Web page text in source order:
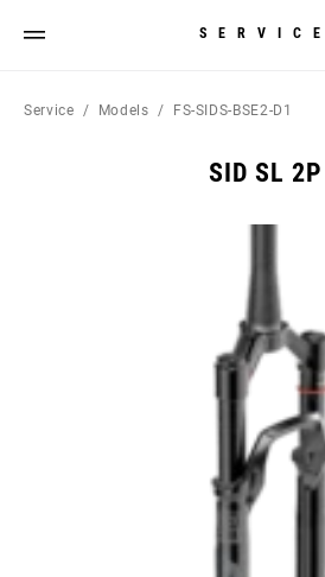
SERVICE
Service Models FS-SIDS-BSE2-D1
SID SL 2P